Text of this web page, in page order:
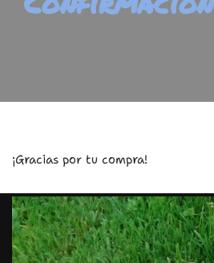
¡Gracias por tu compra!